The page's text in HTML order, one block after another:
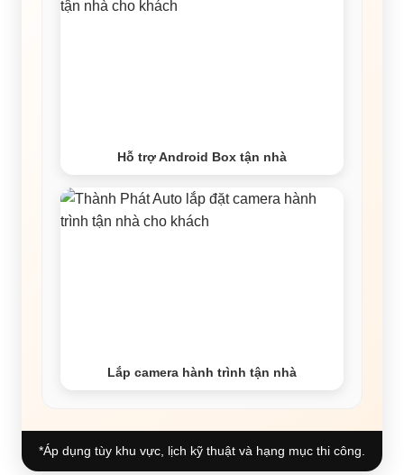
Hỗ trợ Android Box tận nhà
Lắp camera hành trình tận nhà
*Áp dụng tùy khu vực, lịch kỹ thuật và hạng mục thi công.